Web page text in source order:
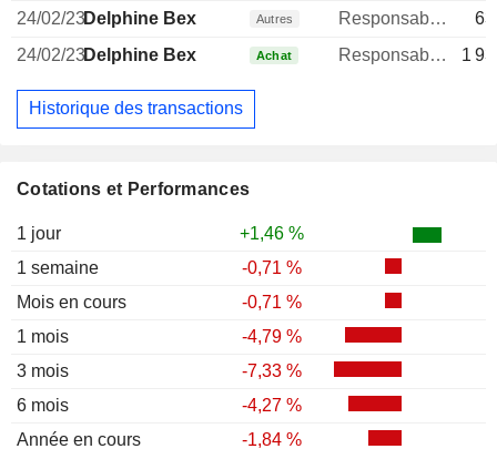
Cotations et Performances
1 jour
+1,46 %
1 semaine
-0,71 %
Mois en cours
-0,71 %
1 mois
-4,79 %
3 mois
-7,33 %
6 mois
-4,27 %
Année en cours
-1,84 %
24/02/23Delphine Bex Autres Responsable communication publique
24/02/23Delphine Bex Achat Responsable communication publique 1
Historique des transactions